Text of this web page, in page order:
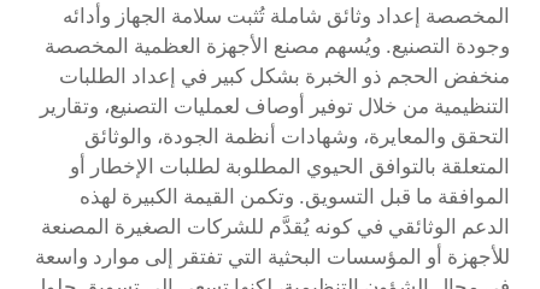
المخصصة إعداد وثائق شاملة تُثبت سلامة الجهاز وأدائه
وجودة التصنيع. ويُسهم مصنع الأجهزة العظمية المخصصة
منخفض الحجم ذو الخبرة بشكل كبير في إعداد الطلبات
التنظيمية من خلال توفير أوصاف لعمليات التصنيع، وتقارير
التحقق والمعايرة، وشهادات أنظمة الجودة، والوثائق
المتعلقة بالتوافق الحيوي المطلوبة لطلبات الإخطار أو
الموافقة ما قبل التسويق. وتكمن القيمة الكبيرة لهذه
الدعم الوثائقي في كونه يُقدَّم للشركات الصغيرة المصنعة
للأجهزة أو المؤسسات البحثية التي تفتقر إلى موارد واسعة